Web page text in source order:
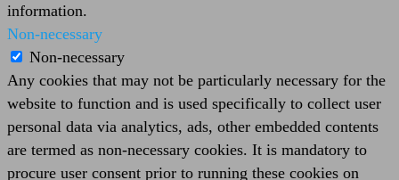
information.
Non-necessary
Non-necessary
Any cookies that may not be particularly necessary for the
website to function and is used specifically to collect user
personal data via analytics, ads, other embedded contents
are termed as non-necessary cookies. It is mandatory to
procure user consent prior to running these cookies on